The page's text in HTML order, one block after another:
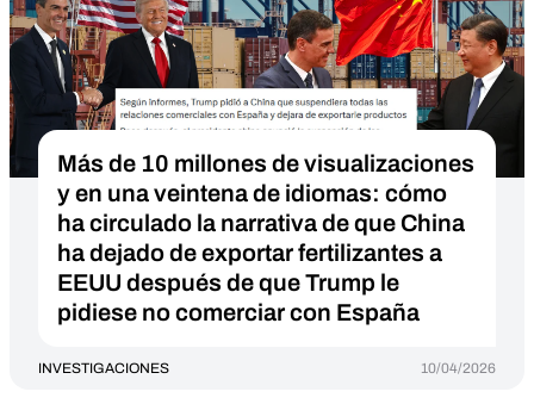
Más de 10 millones de visualizaciones
y en una veintena de idiomas: cómo
ha circulado la narrativa de que China
ha dejado de exportar fertilizantes a
EEUU después de que Trump le
pidiese no comerciar con España
INVESTIGACIONES 10/04/2026